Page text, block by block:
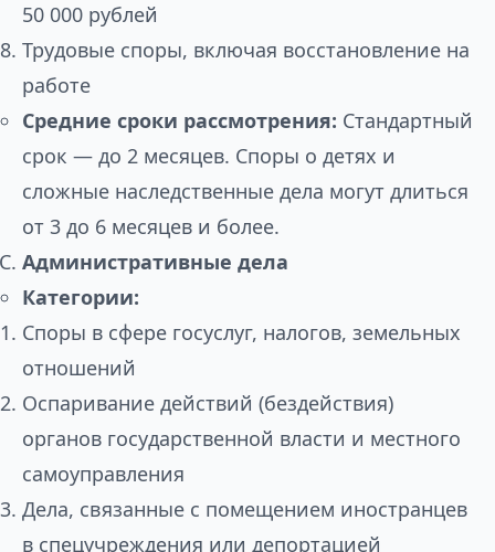
50 000 рублей
Трудовые споры, включая восстановление на
работе
Средние сроки рассмотрения: Стандартный
срок — до 2 месяцев. Споры о детях и
сложные наследственные дела могут длиться
от 3 до 6 месяцев и более.
Административные дела
Категории:
Споры в сфере госуслуг, налогов, земельных
отношений
Оспаривание действий (бездействия)
органов государственной власти и местного
самоуправления
Дела, связанные с помещением иностранцев
в спецучреждения или депортацией